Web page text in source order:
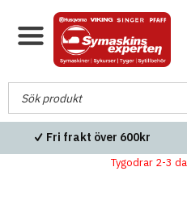
Fri frakt över 600kr
Tygodrar 2-3